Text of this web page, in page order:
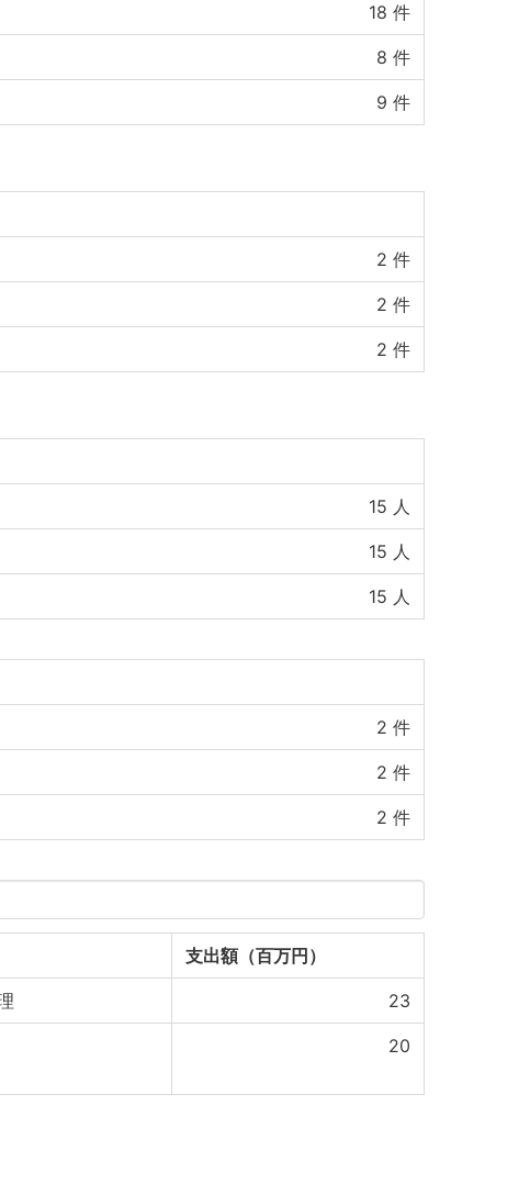
18 件
8 件
9 件
2 件
2 件
2 件
15 人
15 人
15 人
2 件
2 件
2 件
支出額（百万円）
23
20